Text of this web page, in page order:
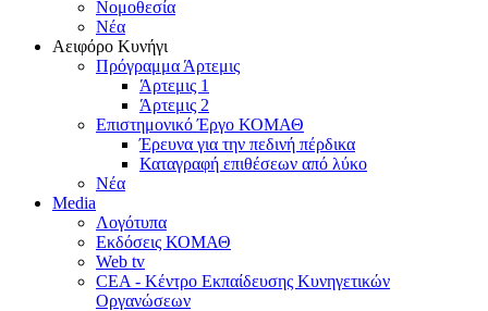
Νομοθεσία
Νέα
Αειφόρο Κυνήγι
Πρόγραμμα Άρτεμις
Άρτεμις 1
Άρτεμις 2
Επιστημονικό Έργο ΚΟΜΑΘ
Έρευνα για την πεδινή πέρδικα
Καταγραφή επιθέσεων από λύκο
Νέα
Media
Λογότυπα
Εκδόσεις ΚΟΜΑΘ
Web tv
CEA - Κέντρο Εκπαίδευσης Κυνηγετικών
Οργανώσεων